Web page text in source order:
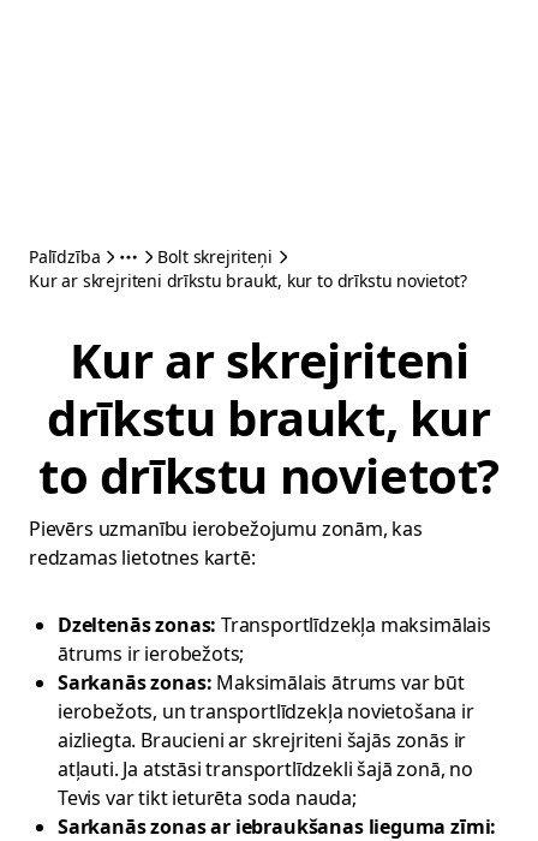
Palīdzība
Bolt skrejriteņi
Kur ar skrejriteni drīkstu braukt, kur to drīkstu novietot?
Kur ar skrejriteni
drīkstu braukt, kur
to drīkstu novietot?
Pievērs uzmanību ierobežojumu zonām, kas
redzamas lietotnes kartē:
Dzeltenās zonas: Transportlīdzekļa maksimālais
ātrums ir ierobežots;
Sarkanās zonas: Maksimālais ātrums var būt
ierobežots, un transportlīdzekļa novietošana ir
aizliegta. Braucieni ar skrejriteni šajās zonās ir
atļauti. Ja atstāsi transportlīdzekli šajā zonā, no
Tevis var tikt ieturēta soda nauda;
Sarkanās zonas ar iebraukšanas lieguma zīmi: